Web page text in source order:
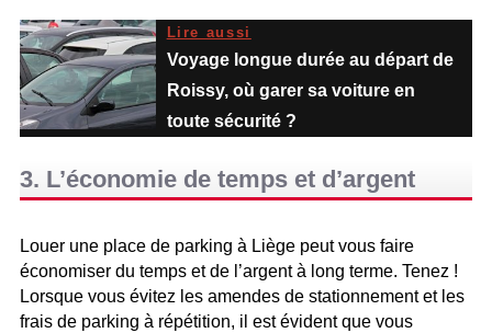
Lire aussi
Voyage longue durée au départ de
Roissy, où garer sa voiture en
toute sécurité ?
3. L’économie de temps et d’argent
Louer une place de parking à Liège peut vous faire
économiser du temps et de l’argent à long terme. Tenez !
Lorsque vous évitez les amendes de stationnement et les
frais de parking à répétition, il est évident que vous